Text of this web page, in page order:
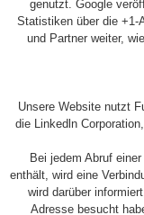
genutzt. Google
Statistiken über die +1-
und Partner weiter,
Unsere Website nutzt
die Linkedln
Bei jedem Abruf
enthält, wird eine
wird darüber
Adresse besucht